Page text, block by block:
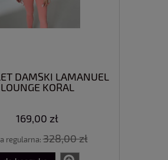
DAMSKI LAMANUEL
LOUNGE KORAL
169,00 zł
regularna:328,00 zł